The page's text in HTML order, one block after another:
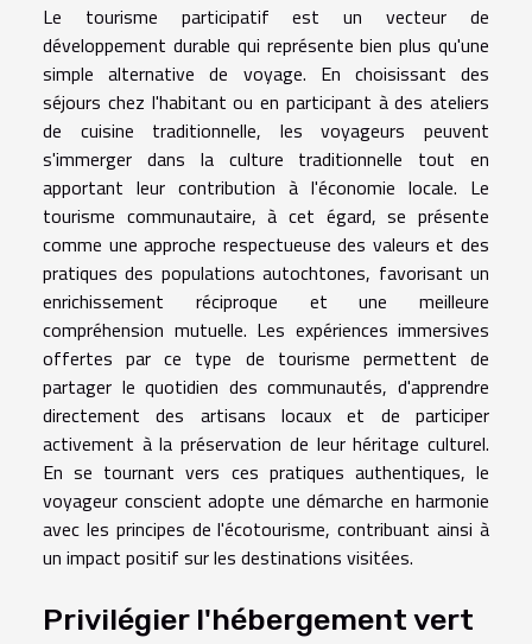
Le tourisme participatif est un vecteur de
développement durable qui représente bien plus qu'une
simple alternative de voyage. En choisissant des
séjours chez l'habitant ou en participant à des ateliers
de cuisine traditionnelle, les voyageurs peuvent
s'immerger dans la culture traditionnelle tout en
apportant leur contribution à l'économie locale. Le
tourisme communautaire, à cet égard, se présente
comme une approche respectueuse des valeurs et des
pratiques des populations autochtones, favorisant un
enrichissement réciproque et une meilleure
compréhension mutuelle. Les expériences immersives
offertes par ce type de tourisme permettent de
partager le quotidien des communautés, d'apprendre
directement des artisans locaux et de participer
activement à la préservation de leur héritage culturel.
En se tournant vers ces pratiques authentiques, le
voyageur conscient adopte une démarche en harmonie
avec les principes de l'écotourisme, contribuant ainsi à
un impact positif sur les destinations visitées.
Privilégier l'hébergement vert